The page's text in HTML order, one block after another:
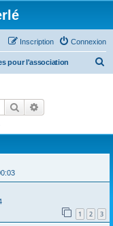
Connexion
Inscription
pour l'association
r
Rechercher
1 2 3